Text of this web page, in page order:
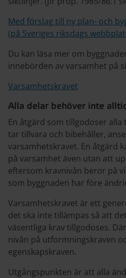
Med förslag till ny plan- och
(på Sveriges riksdags
Du kan läsa mer om
innebörden av varsamhet på
Varsamhetskravet
Alla delar behöver inte
En åtgärd som tillgodoser
tar tillvara och bibehåller,
varsamhetskravet. En åtgärd
på varsamhet även utan att
eftersom kravnivån beror på
som byggnaden har före
Varsamhetskravet är ett
det ska inte tillämpas så att
väsentliga krav tillgodoses.
nivån på utformningskraven
egenskapskraven.
Utgångspunkten är att alla